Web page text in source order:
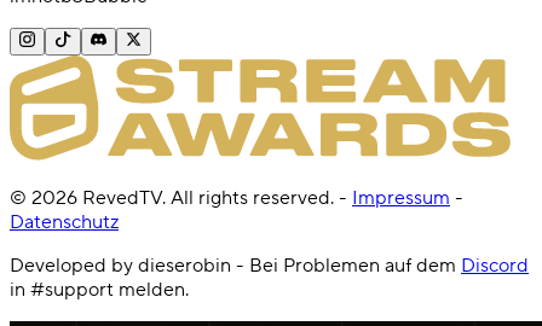
© 2026 RevedTV. All rights reserved. - Impressum -
Datenschutz
Developed by dieserobin - Bei Problemen auf dem Discord
in #support melden.